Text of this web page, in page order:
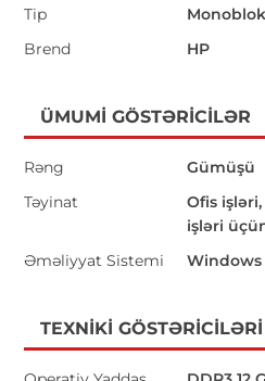
Tip
Monoblok
Brend
HP
ÜMUMI GÖSTƏRICILƏR
Rəng
Gümüşü
Təyinat
Ofis
işləri
Əməliyyat Sistemi
Windows
TEXNIKI GÖSTƏRICILƏRI